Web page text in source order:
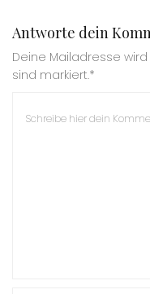
Antworte dein
Deine Mailadresse
sind markiert.*